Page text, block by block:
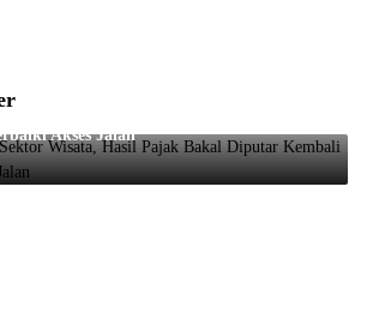
Sektor Wisata, Hasil Pajak Bakal Diputar
Akses Jalan